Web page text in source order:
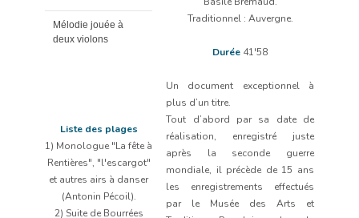
Mélodie jouée à
deux violons
Liste des plages
1) Monologue "La fête à
Rentières", "l'escargot"
et autres airs à danser
(Antonin Pécoil).
2) Suite de Bourrées
Traditionnel : Auvergne.
Durée 41'58
Un document exceptionnel à
plus d’un titre.
Tout d’abord par sa date de
réalisation, enregistré juste
après la seconde guerre
mondiale, il précède de 15 ans
les enregistrements effectués
par le Musée des Arts et